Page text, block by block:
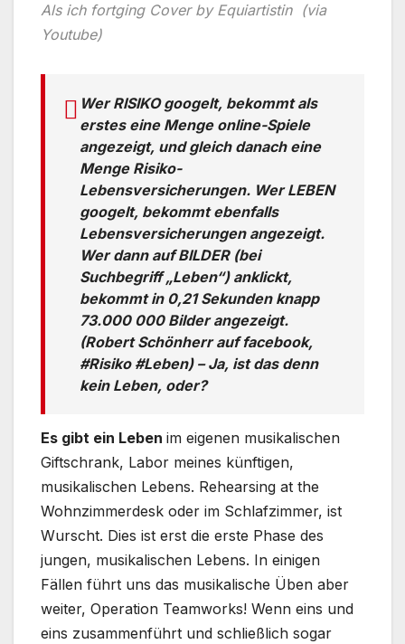
Als ich fortging Cover by Equiartistin (via
Youtube)
Wer RISIKO googelt, bekommt als
erstes eine Menge online-Spiele
angezeigt, und gleich danach eine
Menge Risiko-
Lebensversicherungen. Wer LEBEN
googelt, bekommt ebenfalls
Lebensversicherungen angezeigt.
Wer dann auf BILDER (bei
Suchbegriff „Leben“) anklickt,
bekommt in 0,21 Sekunden knapp
73.000 000 Bilder angezeigt.
(Robert Schönherr auf facebook,
#Risiko #Leben) – Ja, ist das denn
kein Leben, oder?
Es gibt ein Leben im eigenen musikalischen
Giftschrank, Labor meines künftigen,
musikalischen Lebens. Rehearsing at the
Wohnzimmerdesk oder im Schlafzimmer, ist
Wurscht. Dies ist erst die erste Phase des
jungen, musikalischen Lebens. In einigen
Fällen führt uns das musikalische Üben aber
weiter, Operation Teamworks! Wenn eins und
eins zusammenführt und schließlich sogar